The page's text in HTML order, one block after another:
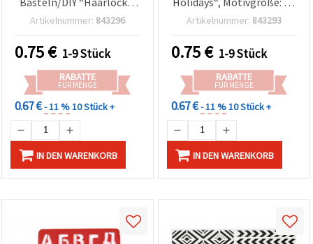
Zahn & Baby-Knospe“,
Artikelnummer: 843296
0.75€ 1-9 Stück
RABATTE
FÜR MENGE
0.67 €- 11 %10 Stück +
IN DEN WARENKORB
x 4 cm
Artikelnummer: 843293
0.75€ 1-9 Stück
RABATTE
FÜR MENGE
0.67 €- 11 %10 Stück +
IN DEN WARENKORB